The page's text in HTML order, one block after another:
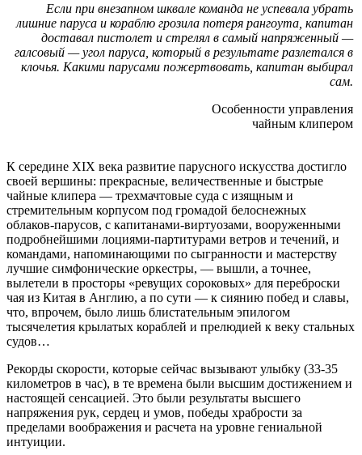
Если при внезапном шквале команда не успевала убрать
лишние паруса и кораблю грозила потеря рангоута, капитан
доставал пистолет и стрелял в самый напряженный —
галсовый — угол паруса, который в результате разлетался в
клочья. Какими парусами пожертвовать, капитан выбирал
сам.
Особенности управления
чайным клипером
К середине XIX века развитие парусного искусства достигло
своей вершины: прекрасные, величественные и быстрые
чайные клипера — трехмачтовые суда с изящным и
стремительным корпусом под громадой белоснежных
облаков-парусов, с капитанами-виртуозами, вооруженными
подробнейшими лоциями-партитурами ветров и течений, и
командами, напоминающими по сыгранности и мастерству
лучшие симфонические оркестры, — вышли, а точнее,
вылетели в просторы «ревущих сороковых» для переброски
чая из Китая в Англию, а по сути — к сиянию побед и славы,
что, впрочем, было лишь блистательным эпилогом
тысячелетия крылатых кораблей и прелюдией к веку стальных
судов…
Рекорды скорости, которые сейчас вызывают улыбку (33-35
километров в час), в те времена были высшим достижением и
настоящей сенсацией. Это были результаты высшего
напряжения рук, сердец и умов, победы храбрости за
пределами воображения и расчета на уровне гениальной
интуиции.